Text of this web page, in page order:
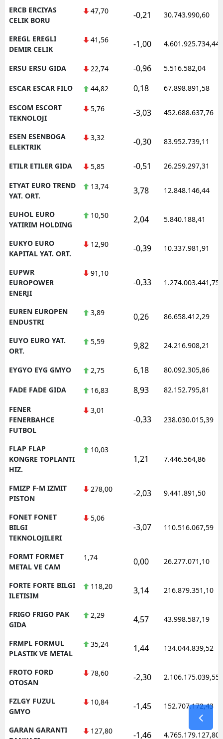
ERCB ERCIYAS
CELIK BORU
47,70 -0,21 30.743.990,60
EREGL EREGLI
DEMIR CELIK
41,56 -1,00 4.601.925.734,44
ERSU ERSU GIDA 22,74 -0,96 5.516.582,04
ESCAR ESCAR FILO 44,82 0,18 67.898.891,58
ESCOM ESCORT
TEKNOLOJI
5,76 -3,03 452.688.637,76
ESEN ESENBOGA
ELEKTRIK
3,32 -0,30 83.952.739,11
ETILR ETILER GIDA 5,85 -0,51 26.259.297,31
ETYAT EURO TREND
YAT. ORT.
13,74 3,78 12.848.146,44
EUHOL EURO
YATIRIM HOLDING
10,50 2,04 5.840.188,41
EUKYO EURO
KAPITAL YAT. ORT.
12,90 -0,39 10.337.981,91
EUPWR
EUROPOWER
ENERJI
91,10
-0,33 1.274.003.441,75
EUREN EUROPEN
ENDUSTRI
3,89 0,26 86.658.412,29
EUYO EURO YAT.
ORT.
5,59 9,82 24.216.908,21
EYGYO EYG GMYO 2,75 6,18 80.092.305,86
FADE FADE GIDA 16,83 8,93 82.152.795,81
FENER
FENERBAHCE
FUTBOL
3,01
-0,33 238.030.015,39
FLAP FLAP
KONGRE TOPLANTI
HIZ.
10,03
1,21 7.446.564,86
FMIZP F-M IZMIT
PISTON
278,00 -2,03 9.441.891,50
FONET FONET
BILGI
TEKNOLOJILERI
5,06
-3,07 110.516.067,59
FORMT FORMET
METAL VE CAM
1,74 0,00 26.277.071,10
FORTE FORTE BILGI
ILETISIM
118,20 3,14 216.879.351,10
FRIGO FRIGO PAK
GIDA
2,29 4,57 43.998.587,19
FRMPL FORMUL
PLASTIK VE METAL
35,24 1,44 134.044.839,52
FROTO FORD
OTOSAN
78,60 -2,30 2.106.175.039,55
FZLGY FUZUL
GMYO
10,84 -1,45 152.707.172,43
GARAN GARANTI
127,80 -1,46 4.765.179.127,80